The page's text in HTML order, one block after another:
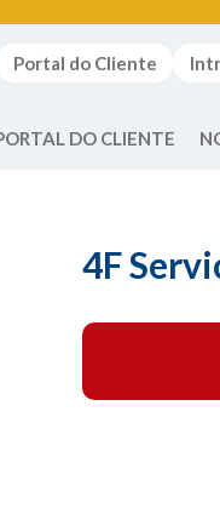
Portal do Cliente
DO CLIENTE
4F